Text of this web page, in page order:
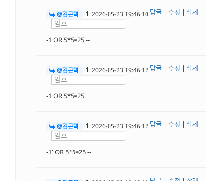
@김근택 1 2026-05-23 19:46:10
-1 OR 5*5=25 --
답글 수정 삭제
@김근택 1 2026-05-23 19:46:12
-1 OR 5*5=25
답글 수정 삭제
@김근택 1 2026-05-23 19:46:12
-1' OR 5*5=25 --
답글 수정 삭제